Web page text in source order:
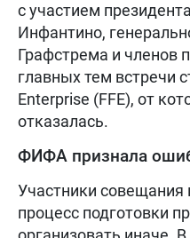
с участием
Инфантино,
Графстрема и членов
главных тем встречи
Enterprise (FFE), от
отказалась.
ФИФА признала
Участники
процесс подготовки